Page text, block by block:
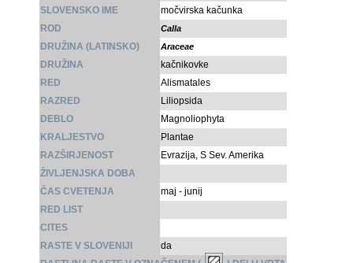
SLOVENSKO IME
močvirska kačunka
ROD
Calla
DRUŽINA (LATINSKO) Araceae
DRUŽINA
kačnikovke
RED
Alismatales
RAZRED
Liliopsida
DEBLO
Magnoliophyta
KRALJESTVO
Plantae
RAZŠIRJENOST
Evrazija, S Sev. Amerika
ŽIVLJENJSKA DOBA
ČAS CVETENJA
maj - junij
RED LIST
CITES
RASTE V SLOVENIJI
da